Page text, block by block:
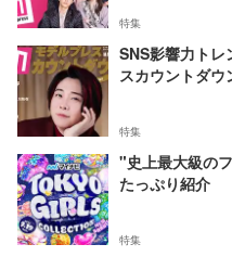
特集
SNS影響力トレ
スカウントダウ
特集
"史上最大級の
たっぷり紹介
特集